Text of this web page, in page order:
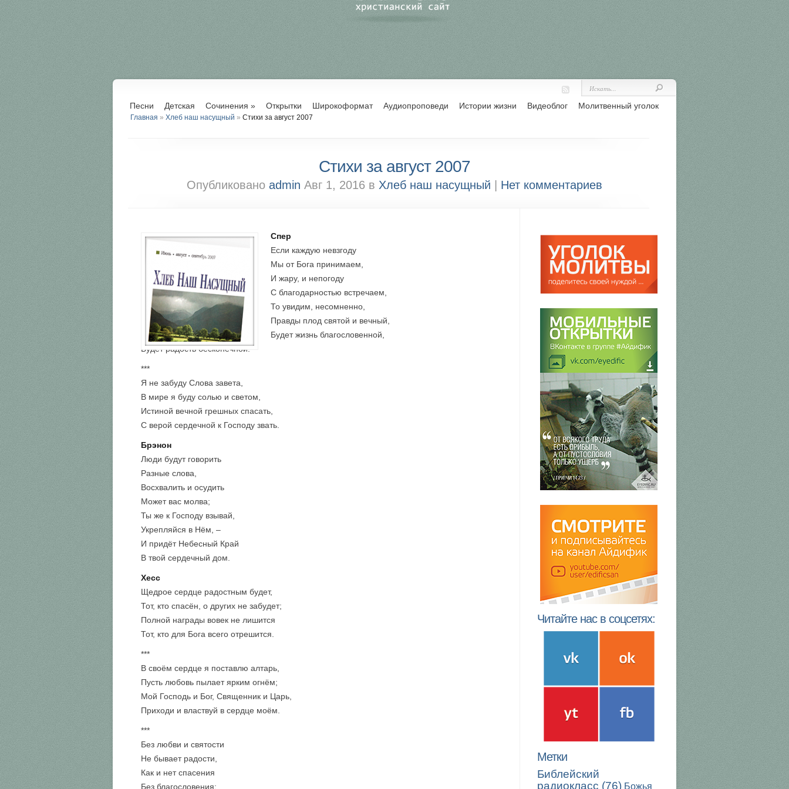
Песни Детская Сочинения » Открытки Широкоформат Аудиопроповеди Истории жизни Видеоблог Молитвенный уголок
Главная » Хлеб наш насущный » Стихи за август 2007
Стихи за август 2007
Опубликовано admin Авг 1, 2016 в Хлеб наш насущный Нет комментариев
Спер
Если каждую невзгоду
Мы от Бога принимаем,
И жару, и непогоду
С благодарностью встречаем,
То увидим, несомненно,
Правды плод святой и вечный,
Будет жизнь благословенной,
Будет радость бесконечной.
***
Я не забуду Слова завета,
В мире я буду солью и светом,
Истиной вечной грешных спасать,
С верой сердечной к Господу звать.
Брэнон
Люди будут говорить
Разные слова,
Восхвалить и осудить
Может вас молва;
Ты же к Господу взывай,
Укрепляйся в Нём, –
И придёт Небесный Край
В твой сердечный дом.
Хесс
Щедрое сердце радостным будет,
Тот, кто спасён, о других не забудет;
Полной награды вовек не лишится
Тот, кто для Бога всего отрешится.
***
В своём сердце я поставлю алтарь,
Пусть любовь пылает ярким огнём;
Мой Господь и Бог, Священник и Царь,
Приходи и властвуй в сердце моём.
***
Без любви и святости
Не бывает радости,
Как и нет спасения
Без благословения;
Читайте нас в соцсетях:
Метки
Библейский
радиокласс (76) Божья